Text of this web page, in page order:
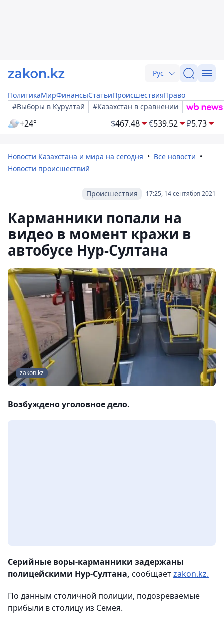
Рус
ПолитикаМирФинансыСтатьиПроисшествияПраво
#Выборы в Курултай
#Казахстан в сравнении
+24° $467.48 €539.52 ₽5.73
Новости Казахстана и мира на сегодня
Все новости
Новости происшествий
17:25, 14 сентября 2021
Происшествия
Карманники попали на
видео в момент кражи в
автобусе Нур-Султана
zakon.kz
Возбуждено уголовное дело.
Серийные воры-карманники задержаны
полицейскими Нур-Султана, сообщаетzakon.kz.
По данным столичной полиции, подозреваемые
прибыли в столицу из Семея.